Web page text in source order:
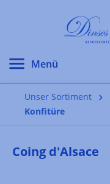
Unser Sortiment
Konfitüre
Coing d'Alsace